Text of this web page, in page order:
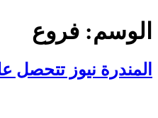
الوسم: فروع
المندرة نيوز تتحصل